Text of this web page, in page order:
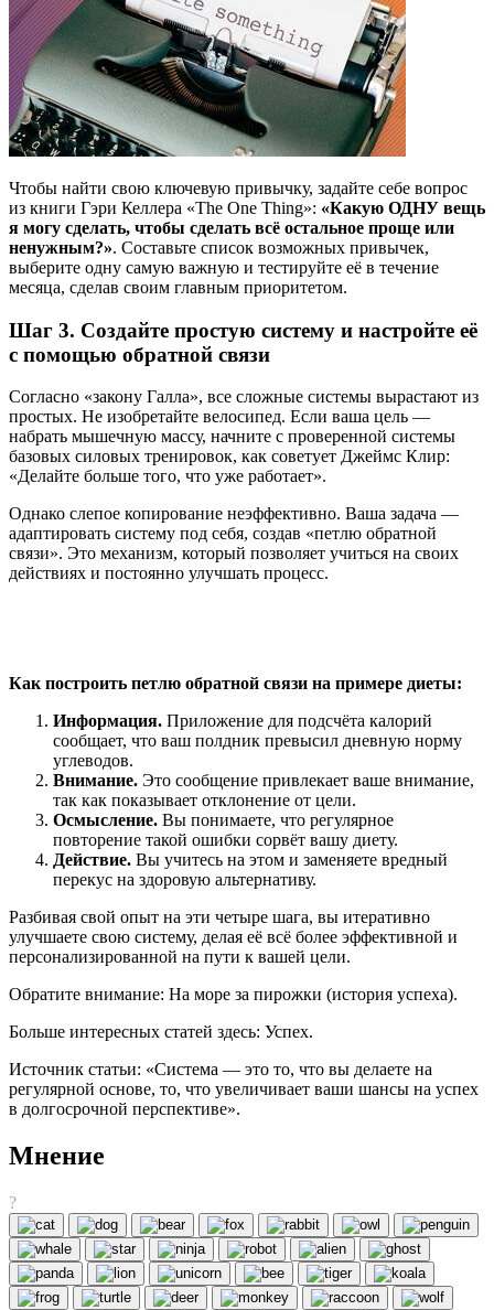
Чтобы найти свою ключевую привычку, задайте себе вопрос
из книги Гэри Келлера «The One Thing»: «Какую ОДНУ вещь
я могу сделать, чтобы сделать всё остальное проще или
ненужным?». Составьте список возможных привычек,
выберите одну самую важную и тестируйте её в течение
месяца, сделав своим главным приоритетом.
Шаг 3. Создайте простую систему и настройте её
с помощью обратной связи
Согласно «закону Галла», все сложные системы вырастают из
простых. Не изобретайте велосипед. Если ваша цель —
набрать мышечную массу, начните с проверенной системы
базовых силовых тренировок, как советует Джеймс Клир:
«Делайте больше того, что уже работает».
Однако слепое копирование неэффективно. Ваша задача —
адаптировать систему под себя, создав «петлю обратной
связи». Это механизм, который позволяет учиться на своих
действиях и постоянно улучшать процесс.
Как построить петлю обратной связи на примере диеты:
Информация. Приложение для подсчёта калорий
сообщает, что ваш полдник превысил дневную норму
углеводов.
Внимание. Это сообщение привлекает ваше внимание,
так как показывает отклонение от цели.
Осмысление. Вы понимаете, что регулярное
повторение такой ошибки сорвёт вашу диету.
Действие. Вы учитесь на этом и заменяете вредный
перекус на здоровую альтернативу.
Разбивая свой опыт на эти четыре шага, вы итеративно
улучшаете свою систему, делая её всё более эффективной и
персонализированной на пути к вашей цели.
Обратите внимание: На море за пирожки (история успеха).
Больше интересных статей здесь: Успех.
Источник статьи: «Система — это то, что вы делаете на
регулярной основе, то, что увеличивает ваши шансы на успех
в долгосрочной перспективе».
Мнение
?